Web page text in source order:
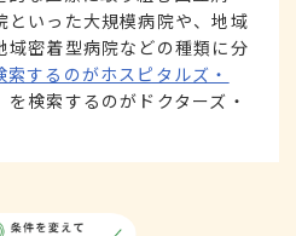
といった大規模病院や、地域
域密着型病院などの種類に分
索するのがホスピタルズ・
検索するのがドクターズ・